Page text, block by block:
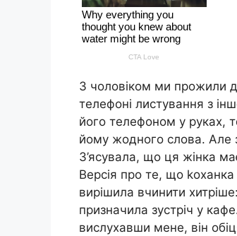
З чоловіком ми прожили
телефоні листування з
його телефоном у руках,
йому жодного слова. Але
З’ясувала, що ця жінка
Версія про те, що
вирішила вчинити
призначила зустріч у
вислухавши мене, він